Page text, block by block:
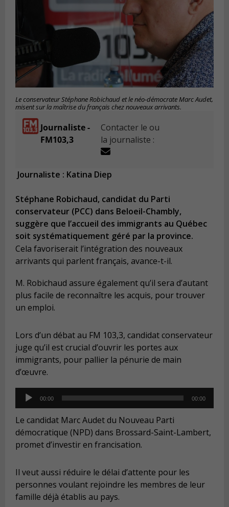
Le conservateur Stéphane Robichaud et le néo-démocrate Marc Audet,
misent sur la maîtrise du français chez nouveaux arrivants.
Journaliste -
FM103,3
Contacter le ou
la journaliste :
Journaliste : Katina Diep
Stéphane Robichaud, candidat du Parti
conservateur (PCC) dans Beloeil-Chambly,
suggère que l’accueil des immigrants au Québec
soit systématiquement géré par la province.
Cela favoriserait l’intégration des nouveaux
arrivants qui parlent français, avance-t-il.
M. Robichaud assure également qu’il sera d’autant
plus facile de reconnaître les acquis, pour trouver
un emploi.
Lors d’un débat au FM 103,3, candidat conservateur
juge qu’il est crucial d’ouvrir les portes aux
immigrants, pour pallier la pénurie de main
d’œuvre.
Audio
Player
00:00 00:00
Le candidat Marc Audet du Nouveau Parti
démocratique (NPD) dans Brossard-Saint-Lambert,
promet d’investir en francisation.
Il veut aussi réduire le délai d’attente pour les
personnes voulant rejoindre les membres de leur
famille déjà établis au pays.